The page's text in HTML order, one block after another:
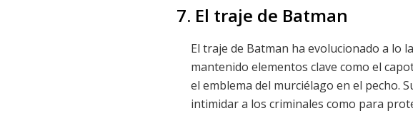
7. El traje de Batman
El traje de Batman ha evolucionado a lo
mantenido elementos clave como el
el emblema del murciélago en el pecho.
intimidar a los criminales como para